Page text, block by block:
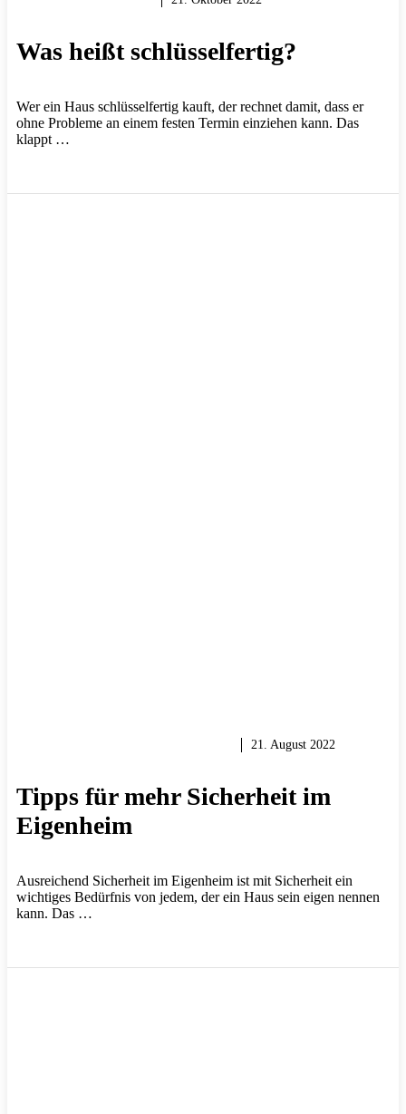
Was heißt schlüsselfertig?
Wer ein Haus schlüsselfertig kauft, der rechnet damit, dass er
ohne Probleme an einem festen Termin einziehen kann. Das
klappt …
21. August 2022
Tipps für mehr Sicherheit im
Eigenheim
Ausreichend Sicherheit im Eigenheim ist mit Sicherheit ein
wichtiges Bedürfnis von jedem, der ein Haus sein eigen nennen
kann. Das …